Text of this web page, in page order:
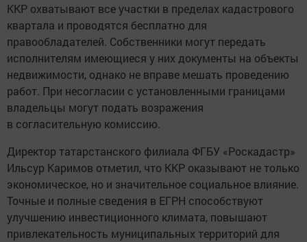
ККР охватывают все участки в пределах кадастрового
квартала и проводятся бесплатно для
правообладателей. Собственники могут передать
исполнителям имеющиеся у них документы на объекты
недвижимости, однако не вправе мешать проведению
работ. При несогласии с установленными границами
владельцы могут подать возражения
в согласительную комиссию.
Директор татарстанского филиала ФГБУ «Роскадастр»
Ильсур Каримов отметил, что ККР оказывают не только
экономическое, но и значительное социальное влияние.
Точные и полные сведения в ЕГРН способствуют
улучшению инвестиционного климата, повышают
привлекательность муниципальных территорий для